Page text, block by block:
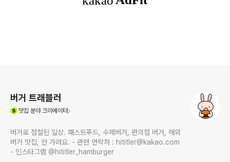
버거 트래블러
맛집 분야 크리에이터
버거로 점철된 일상. 패스트푸드, 수제버거, 편의점 버거, 해외
버거 맛집, 안 가려요. - 관련 연락처 : hititler@kakao.com
- 인스타그램 @hititler_hamburger